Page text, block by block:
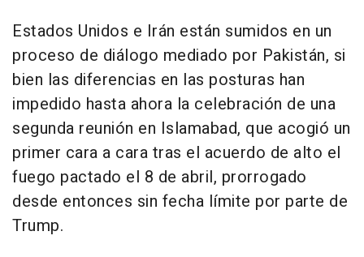
Estados Unidos e Irán están sumidos en un
proceso de diálogo mediado por Pakistán, si
bien las diferencias en las posturas han
impedido hasta ahora la celebración de una
segunda reunión en Islamabad, que acogió un
primer cara a cara tras el acuerdo de alto el
fuego pactado el 8 de abril, prorrogado
desde entonces sin fecha límite por parte de
Trump.